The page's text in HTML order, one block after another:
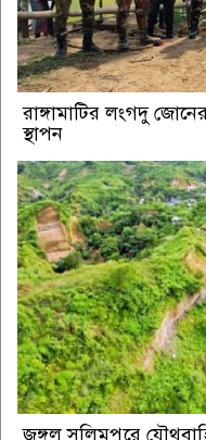
রাঙ্গামাটির লংগদু
স্থাপন
জঙ্গল সলিমপুরে